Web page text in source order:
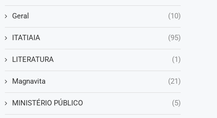
Geral (10)
ITATIAIA (95)
LITERATURA (1)
Magnavita (21)
MINISTÉRIO PÚBLICO (5)